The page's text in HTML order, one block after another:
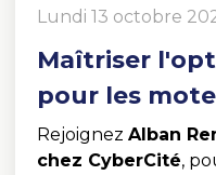
lundi 13 octobre
Maîtriser
pour les
RejoignezAlban
chez CyberCité,